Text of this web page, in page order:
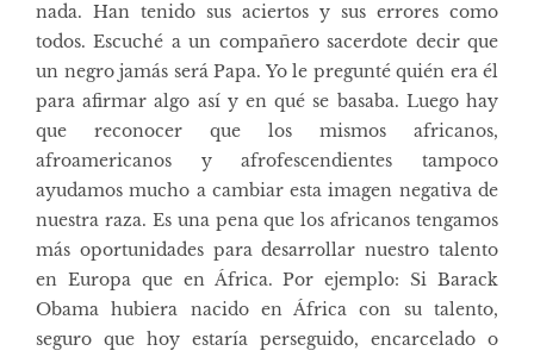
nada. Han tenido sus aciertos y sus errores como
todos. Escuché a un compañero sacerdote decir que
un negro jamás será Papa. Yo le pregunté quién era él
para afirmar algo así y en qué se basaba. Luego hay
que reconocer que los mismos africanos,
afroamericanos y afrofescendientes tampoco
ayudamos mucho a cambiar esta imagen negativa de
nuestra raza. Es una pena que los africanos tengamos
más oportunidades para desarrollar nuestro talento
en Europa que en África. Por ejemplo: Si Barack
Obama hubiera nacido en África con su talento,
seguro que hoy estaría perseguido, encarcelado o